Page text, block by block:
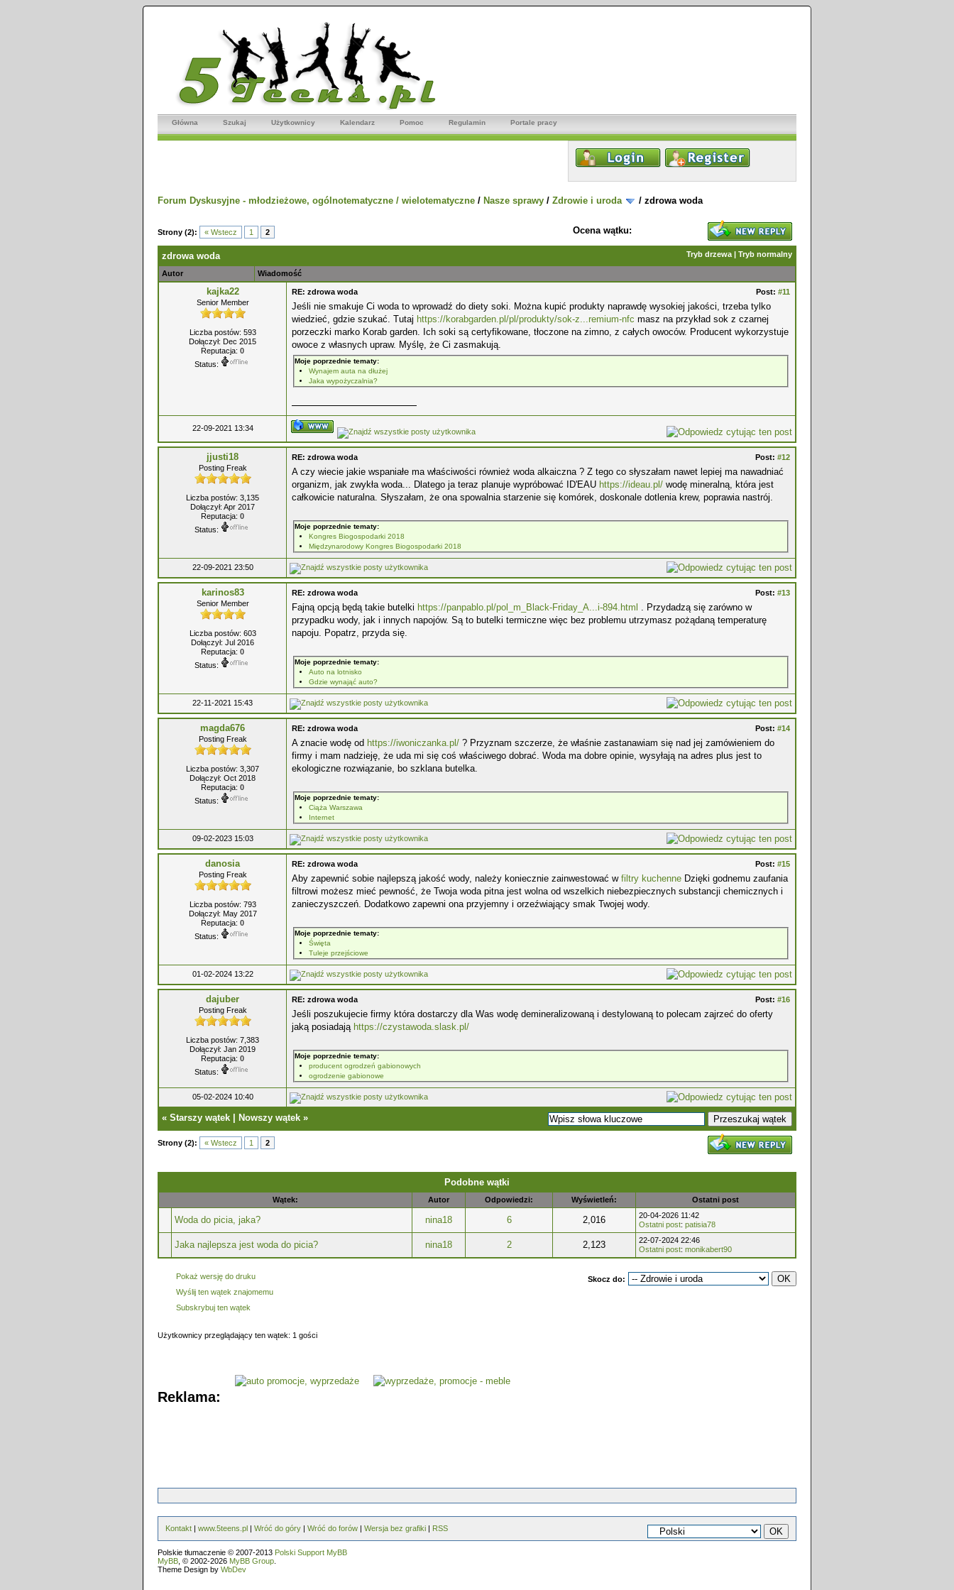
Główna Szukaj Użytkownicy Kalendarz Pomoc Regulamin Portale pracy
Forum Dyskusyjne - młodzieżowe, ogólnotematyczne / wielotematyczne / Nasze sprawy / Zdrowie i uroda / zdrowa woda
Strony (2): « Wstecz 1 2 Ocena wątku:
Tryb drzewa | Tryb normalny
zdrowa woda
Autor Wiadomość
kajka22
Senior Member
Liczba postów: 593
Dołączył: Dec 2015
Reputacja: 0
Status:
Post: #11
RE: zdrowa woda
Jeśli nie smakuje Ci woda to wprowadź do diety soki. Można kupić produkty naprawdę wysokiej jakości, trzeba tylko
wiedzieć, gdzie szukać. Tutaj https://korabgarden.pl/pl/produkty/sok-z...remium-nfc masz na przykład sok z czarnej
porzeczki marko Korab garden. Ich soki są certyfikowane, tłoczone na zimno, z całych owoców. Producent wykorzystuje
owoce z własnych upraw. Myślę, że Ci zasmakują.
Moje poprzednie tematy:
Wynajem auta na dłużej
Jaka wypożyczalnia?
22-09-2021 13:34
jjusti18
Posting Freak
Liczba postów: 3,135
Dołączył: Apr 2017
Reputacja: 0
Status:
Post: #12
RE: zdrowa woda
A czy wiecie jakie wspaniałe ma właściwości również woda alkaiczna ? Z tego co słyszałam nawet lepiej ma nawadniać
organizm, jak zwykła woda... Dlatego ja teraz planuje wypróbować ID'EAU https://ideau.pl/ wodę mineralną, która jest
całkowicie naturalna. Słyszałam, że ona spowalnia starzenie się komórek, doskonale dotlenia krew, poprawia nastrój.
Moje poprzednie tematy:
Kongres Biogospodarki 2018
Międzynarodowy Kongres Biogospodarki 2018
22-09-2021 23:50
karinos83
Senior Member
Liczba postów: 603
Dołączył: Jul 2016
Reputacja: 0
Status:
Post: #13
RE: zdrowa woda
Fajną opcją będą takie butelki https://panpablo.pl/pol_m_Black-Friday_A...i-894.html . Przydadzą się zarówno w
przypadku wody, jak i innych napojów. Są to butelki termiczne więc bez problemu utrzymasz pożądaną temperaturę
napoju. Popatrz, przyda się.
Moje poprzednie tematy:
Auto na lotnisko
Gdzie wynająć auto?
22-11-2021 15:43
magda676
Posting Freak
Liczba postów: 3,307
Dołączył: Oct 2018
Reputacja: 0
Status:
Post: #14
RE: zdrowa woda
A znacie wodę od https://iwoniczanka.pl/ ? Przyznam szczerze, że właśnie zastanawiam się nad jej zamówieniem do
firmy i mam nadzieję, że uda mi się coś właściwego dobrać. Woda ma dobre opinie, wysyłają na adres plus jest to
ekologiczne rozwiązanie, bo szklana butelka.
Moje poprzednie tematy:
Ciąża Warszawa
Internet
09-02-2023 15:03
danosia
Posting Freak
Liczba postów: 793
Dołączył: May 2017
Reputacja: 0
Status:
Post: #15
RE: zdrowa woda
Aby zapewnić sobie najlepszą jakość wody, należy koniecznie zainwestować w filtry kuchenne Dzięki godnemu zaufania
filtrowi możesz mieć pewność, że Twoja woda pitna jest wolna od wszelkich niebezpiecznych substancji chemicznych i
zanieczyszczeń. Dodatkowo zapewni ona przyjemny i orzeźwiający smak Twojej wody.
Moje poprzednie tematy:
Święta
Tuleje przejściowe
01-02-2024 13:22
dajuber
Posting Freak
Liczba postów: 7,383
Dołączył: Jan 2019
Reputacja: 0
Status:
Post: #16
RE: zdrowa woda
Jeśli poszukujecie firmy która dostarczy dla Was wodę demineralizowaną i destylowaną to polecam zajrzeć do oferty
jaką posiadają https://czystawoda.slask.pl/
Moje poprzednie tematy:
producent ogrodzeń gabionowych
ogrodzenie gabionowe
05-02-2024 10:40
« Starszy wątek Nowszy wątek »
Strony (2): « Wstecz 1 2
Podobne wątki
Wątek: Autor Odpowiedzi: Wyświetleń: Ostatni post
Woda do picia, jaka? nina18 6 2,016
20-04-2026 11:42
Ostatni post: patisia78
Jaka najlepsza jest woda do picia? nina18 2 2,123
22-07-2024 22:46
Ostatni post: monikabert90
Pokaż wersję do druku
Wyślij ten wątek znajomemu
Subskrybuj ten wątek
Skocz do:
Użytkownicy przeglądający ten wątek: 1 gości
Reklama:
Kontakt | www.5teens.pl | Wróć do góry | Wróć do forów | Wersja bez grafiki | RSS
Polskie tłumaczenie © 2007-2013 Polski Support MyBB
MyBB , © 2002-2026 MyBB Group
Theme Design by WbDev